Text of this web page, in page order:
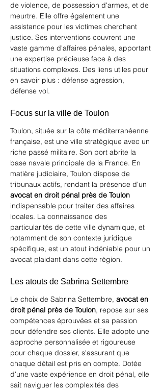
de violence, de possession d'armes, et de
meurtre. Elle offre également une
assistance pour les victimes cherchant
justice. Ses interventions couvrent une
vaste gamme d'affaires pénales, apportant
une expertise précieuse face à des
situations complexes. Des liens utiles pour
en savoir plus : défense agression,
défense vol.
Focus sur la ville de Toulon
Toulon, située sur la côte méditerranéenne
française, est une ville stratégique avec un
riche passé militaire. Son port abrite la
base navale principale de la France. En
matière judiciaire, Toulon dispose de
tribunaux actifs, rendant la présence d'un
avocat en droit pénal près de Toulon
indispensable pour traiter des affaires
locales. La connaissance des
particularités de cette ville dynamique, et
notamment de son contexte juridique
spécifique, est un atout indéniable pour un
avocat plaidant dans cette région.
Les atouts de Sabrina Settembre
Le choix de Sabrina Settembre, avocat en
droit pénal près de Toulon, repose sur ses
compétences éprouvées et sa passion
pour défendre ses clients. Elle adopte une
approche personnalisée et rigoureuse
pour chaque dossier, s'assurant que
chaque détail est pris en compte. Dotée
d'une vaste expérience en droit pénal, elle
sait naviguer les complexités des